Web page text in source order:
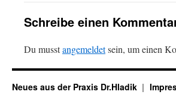
Schreibe einen
Du musstangemeldetsein, um einen
Neues aus der Praxis Dr.Hladik